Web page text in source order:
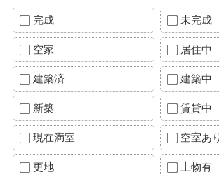
完成 未完成
空家 居住中
建築済 建築中
新築 賃貸中
現在満室 空室あ
更地 上物有